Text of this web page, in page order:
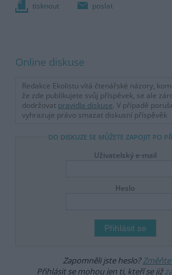
tisknout poslat
Online diskuse
Redakce Ekolistu vítá čtenářské názory,
že zde publikujete svůj příspěvek, se ale
dodržovat pravidla diskuse. V případě
vyhrazuje právo smazat diskusní příspěvěk
DO DISKUZE SE MŮŽETE ZAPOJIT PO
Uživatelský e-mail
Heslo
Zapomněli jste heslo?Změňte
Přihlásit se mohou jen ti, kteří se již